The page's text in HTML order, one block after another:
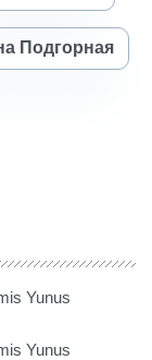
Подгорная
Yunus
Yunus